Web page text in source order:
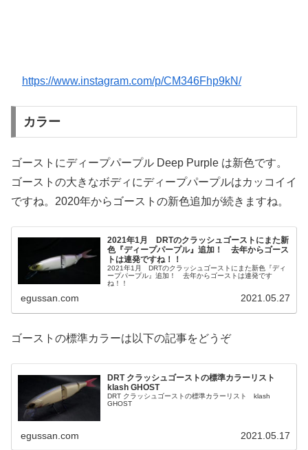
https://www.instagram.com/p/CM346Fhp9kN/
カラー
ゴーストにディープパープル Deep Purple は新色です。
ゴーストの大きなボディにディープパープルはカッコイイ
ですね。2020年からゴーストの新色追加が続きますね。
2021年1月 DRTのクラッシュゴーストにまた新
色『ディープパープル』追加！ 去年からゴース
トは連発ですね！！
2021年1月 DRTのクラッシュゴーストにまた新色『ディ
ープパープル』追加！ 去年からゴーストは連発です
ね！！
egussan.com 2021.05.27
ゴーストの標準カラーは以下の記事をどうぞ
DRT クラッシュゴーストの標準カラーリスト
klash GHOST
DRT クラッシュゴーストの標準カラーリスト klash
GHOST
egussan.com 2021.05.17